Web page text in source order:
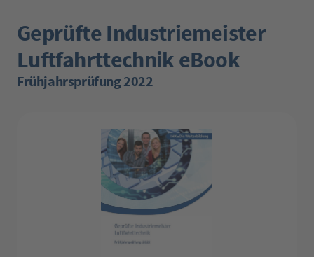
Geprüfte Industriemeister
Luftfahrttechnik eBook
Frühjahrsprüfung 2022